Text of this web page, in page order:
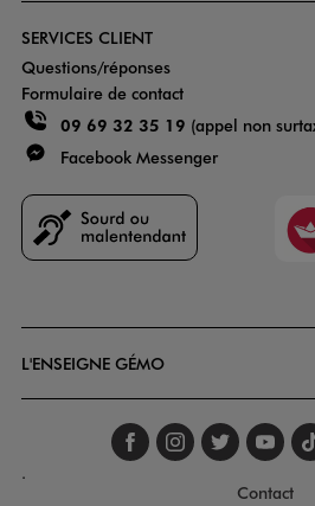
SERVICES CLIENT
Questions/réponses
Formulaire de contact
09 69 32 35 19 (appel non
Facebook Messenger
L'ENSEIGNE GÉMO
Suivez-
Suivez-
.
Contact